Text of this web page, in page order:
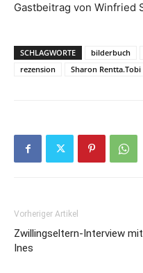
Gastbeitrag von Winfried
SCHLAGWORTE bilderbuch
rezension
Sharon Rentta.Tobi
Vorheriger Artikel
Zwillingseltern-Interview mit
Ines